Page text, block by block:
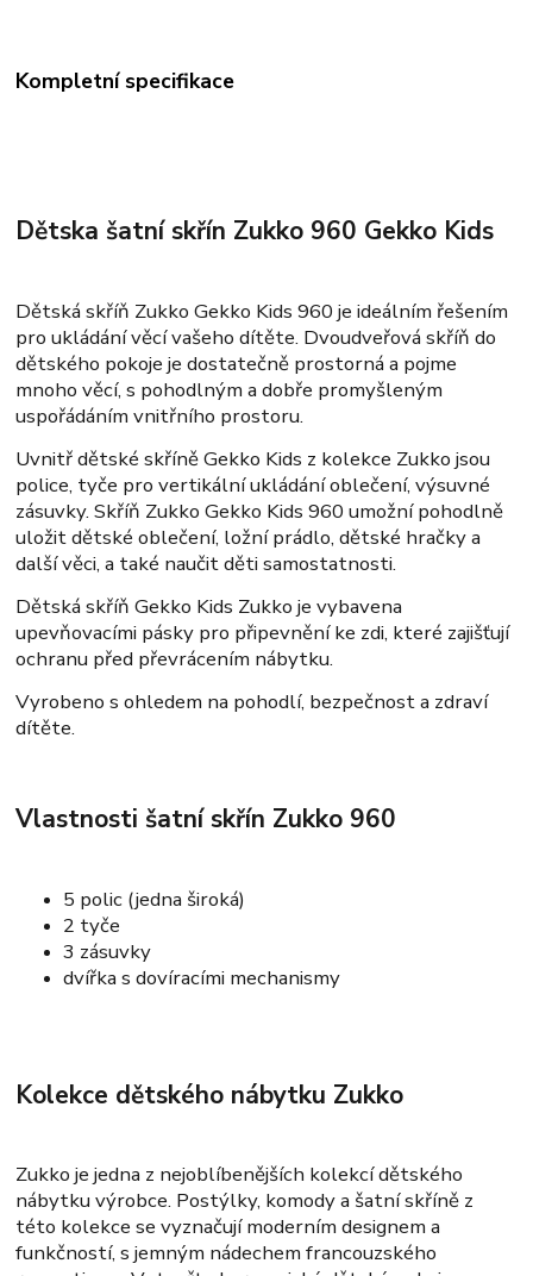
Kompletní specifikace
Dětska šatní skřín Zukko 960 Gekko Kids
Dětská skříň Zukko Gekko Kids 960 je ideálním řešením
pro ukládání věcí vašeho dítěte. Dvoudveřová skříň do
dětského pokoje je dostatečně prostorná a pojme
mnoho věcí, s pohodlným a dobře promyšleným
uspořádáním vnitřního prostoru.
Uvnitř dětské skříně Gekko Kids z kolekce Zukko jsou
police, tyče pro vertikální ukládání oblečení, výsuvné
zásuvky. Skříň Zukko Gekko Kids 960 umožní pohodlně
uložit dětské oblečení, ložní prádlo, dětské hračky a
další věci, a také naučit děti samostatnosti.
Dětská skříň Gekko Kids Zukko je vybavena
upevňovacími pásky pro připevnění ke zdi, které zajišťují
ochranu před převrácením nábytku.
Vyrobeno s ohledem na pohodlí, bezpečnost a zdraví
dítěte.
Vlastnosti šatní skřín Zukko 960
5 polic (jedna široká)
2 tyče
3 zásuvky
dvířka s dovíracími mechanismy
Kolekce dětského nábytku Zukko
Zukko je jedna z nejoblíbenějších kolekcí dětského
nábytku výrobce. Postýlky, komody a šatní skříně z
této kolekce se vyznačují moderním designem a
funkčností, s jemným nádechem francouzského